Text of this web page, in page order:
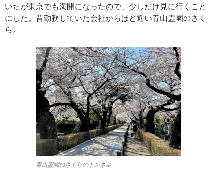
いたが東京でも満開になったので、少しだけ見に行くこと
にした。昔勤務していた会社からほど近い青山霊園のさく
ら。
青山霊園のさくらのトンネル